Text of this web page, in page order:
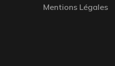
Mentions Légales